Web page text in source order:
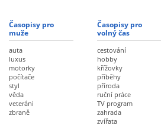
Časopisy pro
muže
auta
luxus
motorky
počítače
styl
věda
veteráni
zbraně
Časopisy pro
volný čas
cestování
hobby
křížovky
příběhy
příroda
ruční práce
TV program
zahrada
zvířata